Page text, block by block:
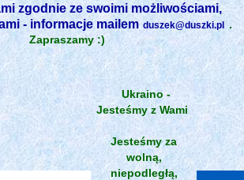
zgodnie ze swoimi możliwościami,
- informacje mailem duszek@duszki.pl .
Zapraszamy :)
Ukraino -
Jesteśmy z Wami
Jesteśmy za
wolną,
niepodległą,